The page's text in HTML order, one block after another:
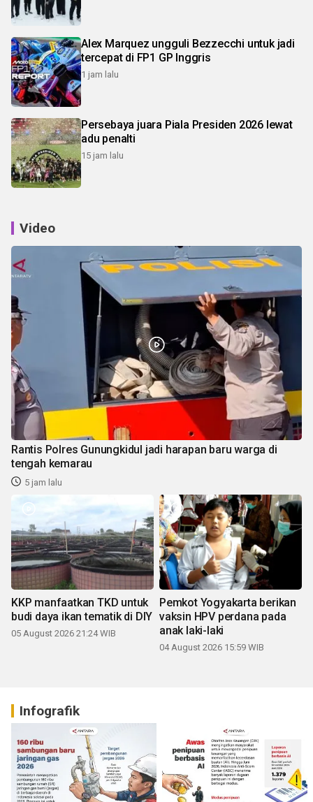
Alex Marquez ungguli Bezzecchi untuk jadi
tercepat di FP1 GP Inggris
1 jam lalu
Persebaya juara Piala Presiden 2026 lewat
adu penalti
15 jam lalu
Video
Rantis Polres Gunungkidul jadi harapan baru warga di
tengah kemarau
5 jam lalu
KKP manfaatkan TKD untuk
budi daya ikan tematik di DIY
05 August 2026 21:24 WIB
Pemkot Yogyakarta berikan
vaksin HPV perdana pada
anak laki-laki
04 August 2026 15:59 WIB
Infografik